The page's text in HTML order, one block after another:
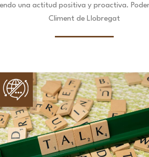
una actitud positiva y proactiva.
Climent de Llobregat